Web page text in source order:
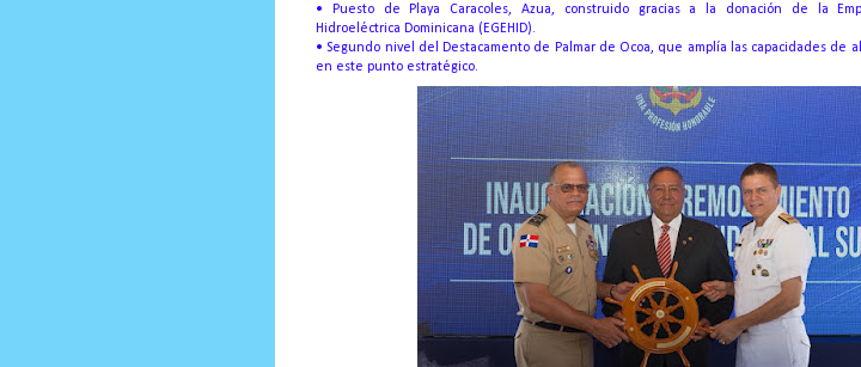
• Puesto de Playa Caracoles, Azua, construido gracias a la donación de la
Hidroeléctrica Dominicana (EGEHID).
• Segundo nivel del Destacamento de Palmar de Ocoa, que amplía las capacidades de
en este punto estratégico.